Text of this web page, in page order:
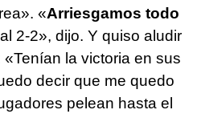
«Arriesgamos todo
2-2», dijo. Y quiso aludir
la victoria en sus
decir que me quedo
pelean hasta el